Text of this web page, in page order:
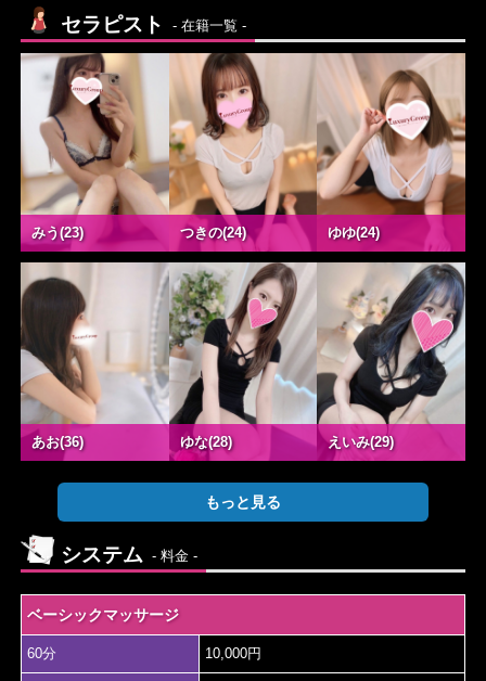
セラピスト - 在籍一覧 -
みう(23) つきの(24) ゆゆ(24)
あお(36) ゆな(28) えいみ(29)
もっと見る
システム - 料金 -
ベーシックマッサージ
60分 10,000円